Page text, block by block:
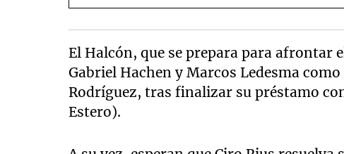
El Halcón, que se prepara para afrontar
Gabriel Hachen y Marcos Ledesma
Rodríguez, tras finalizar su préstamo
Estero).